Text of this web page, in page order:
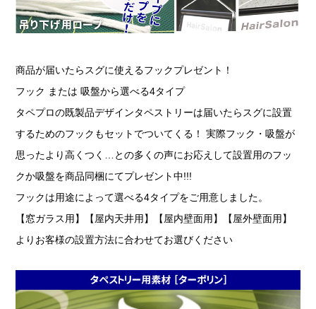
商品が届いたらスグに使えるフックプレゼント！
フック または 吸盤から選べる4タイプ
タペプロの既製品デザインタペストリーは届いたらスグに設置
するためのフックもセットでついてくる！ 実際フック・吸盤が
思ったより高くつく…との多くの声にお応えして設置用のフッ
クか吸盤を商品同梱にてプレゼント中!!!
フックは用途によって選べる4タイプをご用意しました。
【窓ガラス用】【屋内天井用】【屋内壁面用】【屋外壁面用】
よりお客様の設置方法に合わせてお選びください